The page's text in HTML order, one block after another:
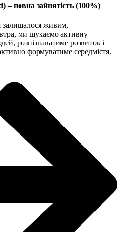
– повна зайнятість (100%)
залишалося живим,
ми шукаємо активну
розпізнаватиме розвиток і
формуватиме середмістя.